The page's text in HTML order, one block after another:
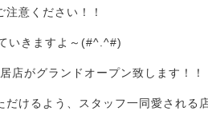
意ください！！
いきますよ～(#^.^#)
店がグランドオープン致します！！
けるよう、スタッフ一同愛される